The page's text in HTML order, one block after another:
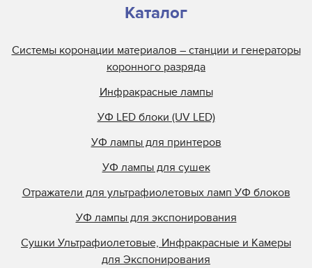
Каталог
Системы коронации материалов – станции и генераторы
коронного разряда
Инфракрасные лампы
УФ LED блоки (UV LED)
УФ лампы для принтеров
УФ лампы для сушек
Отражатели для ультрафиолетовых ламп УФ блоков
УФ лампы для экспонирования
Сушки Ультрафиолетовые, Инфракрасные и Камеры
для Экспонирования